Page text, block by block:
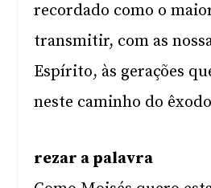
recordado como o
transmitir, com as
Espírito, às gerações
neste caminho do
rezar a palavra